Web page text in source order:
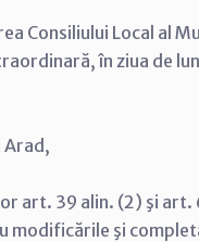
Consiliului Local al
în ziua de
Arad,
art. 39 alin. (2) şi
modificările şi